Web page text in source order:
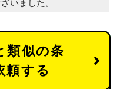
いました。
類似の条
頼する